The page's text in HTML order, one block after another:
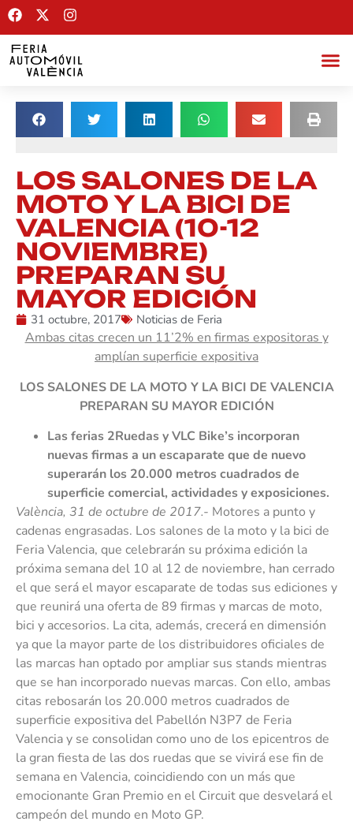
LOS SALONES DE LA
MOTO Y LA BICI DE
VALENCIA (10-12
NOVIEMBRE)
PREPARAN SU
MAYOR EDICIÓN
31 octubre, 2017 Noticias de Feria
Ambas citas crecen un 11’2% en firmas expositoras y
amplían superficie expositiva
LOS SALONES DE LA MOTO Y LA BICI DE VALENCIA
PREPARAN SU MAYOR EDICIÓN
Las ferias 2Ruedas y VLC Bike’s incorporan
nuevas firmas a un escaparate que de nuevo
superarán los 20.000 metros cuadrados de
superficie comercial, actividades y exposiciones.
València, 31 de octubre de 2017.- Motores a punto y
cadenas engrasadas. Los salones de la moto y la bici de
Feria Valencia, que celebrarán su próxima edición la
próxima semana del 10 al 12 de noviembre, han cerrado
el que será el mayor escaparate de todas sus ediciones y
que reunirá una oferta de 89 firmas y marcas de moto,
bici y accesorios. La cita, además, crecerá en dimensión
ya que la mayor parte de los distribuidores oficiales de
las marcas han optado por ampliar sus stands mientras
que se han incorporado nuevas marcas. Con ello, ambas
citas rebosarán los 20.000 metros cuadrados de
superficie expositiva del Pabellón N3P7 de Feria
Valencia y se consolidan como uno de los epicentros de
la gran fiesta de las dos ruedas que se vivirá ese fin de
semana en Valencia, coincidiendo con un más que
emocionante Gran Premio en el Circuit que desvelará el
campeón del mundo en Moto GP.